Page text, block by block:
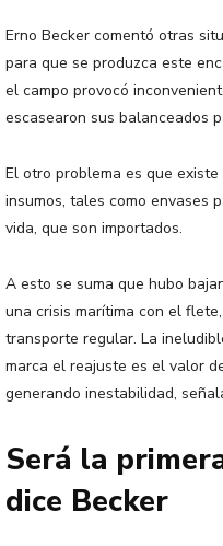
Erno Becker comentó otras
para que se produzca este
el campo provocó
escasearon sus balanceados
El otro problema es que
insumos, tales como envases
vida, que son importados.
A esto se suma que hubo
una crisis marítima con el
transporte regular. La
marca el reajuste es el valor
generando inestabilidad,
Será la
dice Becker